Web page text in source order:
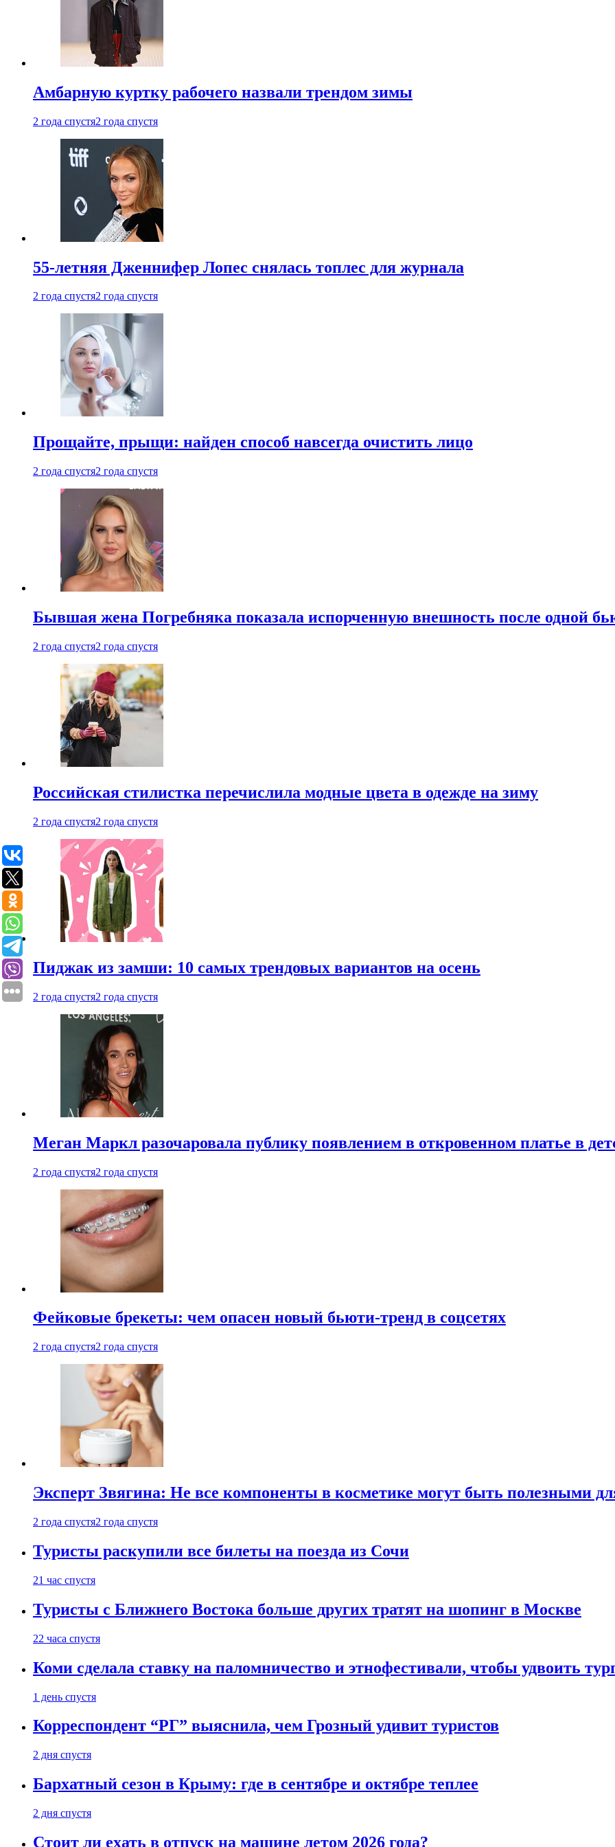
Амбарную куртку рабочего назвали трендом зимы
2 года спустя2 года спустя
55-летняя Дженнифер Лопес снялась топлес для журнала
2 года спустя2 года спустя
Прощайте, прыщи: найден способ навсегда очистить лицо
2 года спустя2 года спустя
Бывшая жена Погребняка показала испорченную внешность после одной
2 года спустя2 года спустя
Российская стилистка перечислила модные цвета в одежде на зиму
2 года спустя2 года спустя
Пиджак из замши: 10 самых трендовых вариантов на осень
2 года спустя2 года спустя
Меган Маркл разочаровала публику появлением в откровенном платье в
2 года спустя2 года спустя
Фейковые брекеты: чем опасен новый бьюти-тренд в соцсетях
2 года спустя2 года спустя
Эксперт Звягина: Не все компоненты в косметике могут быть полезными
2 года спустя2 года спустя
Туристы раскупили все билеты на поезда из Сочи
21 час спустя
Туристы с Ближнего Востока больше других тратят на шопинг в Москве
22 часа спустя
Коми сделала ставку на паломничество и этнофестивали, чтобы удвоить
1 день спустя
Корреспондент “РГ” выяснила, чем Грозный удивит туристов
2 дня спустя
Бархатный сезон в Крыму: где в сентябре и октябре теплее
2 дня спустя
Стоит ли ехать в отпуск на машине летом 2026 года?